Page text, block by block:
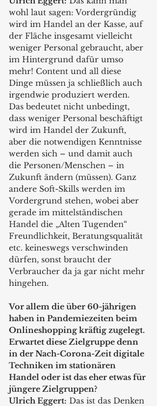
wohl laut sagen: Vordergründig
wird im Handel an der Kasse, auf
der Fläche insgesamt vielleicht
weniger Personal gebraucht, aber
im Hintergrund dafür umso
mehr! Content und all diese
Dinge müssen ja schließlich auch
irgendwie produziert werden.
Das bedeutet nicht unbedingt,
dass weniger Personal beschäftigt
wird im Handel der Zukunft,
aber die notwendigen Kenntnisse
werden sich – und damit auch
die Personen/Menschen – in
Zukunft ändern (müssen). Ganz
andere Soft-Skills werden im
Vordergrund stehen, wobei aber
gerade im mittelständischen
Handel die „Alten Tugenden“
Freundlichkeit, Beratungsqualität
etc. keineswegs verschwinden
dürfen, sonst braucht der
Verbraucher da ja gar nicht mehr
hingehen.
Vor allem die über 60-jährigen
haben in Pandemiezeiten beim
Onlineshopping kräftig zugelegt.
Erwartet diese Zielgruppe denn
in der Nach-Corona-Zeit digitale
Techniken im stationären
Handel oder ist das eher etwas für
jüngere Zielgruppen?
Ulrich Eggert: Das ist das Denken